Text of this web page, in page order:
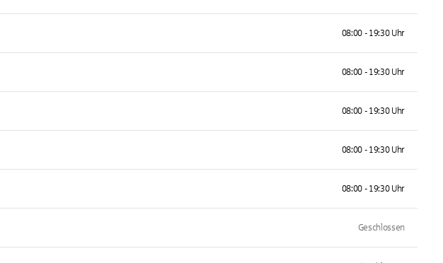
08:00 - 19:30 Uhr
08:00 - 19:30 Uhr
08:00 - 19:30 Uhr
08:00 - 19:30 Uhr
08:00 - 19:30 Uhr
Geschlossen